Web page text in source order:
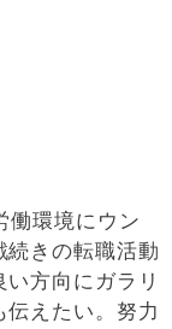
働環境にウン
続きの転職活動
方向にガラリ
伝えたい。努力